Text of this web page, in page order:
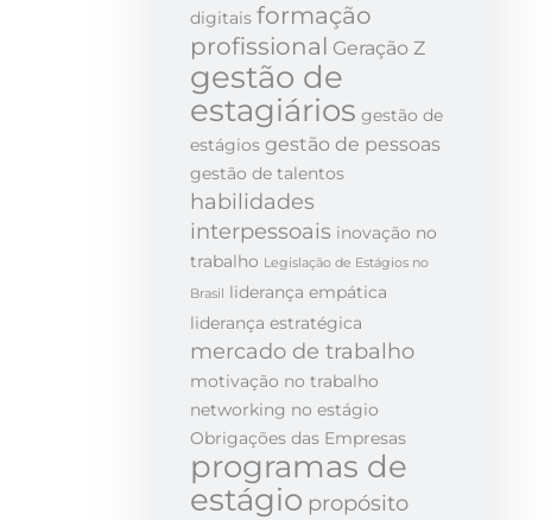
digitais formação
profissional Geração Z
gestão de
estagiários gestão de
estágios gestão de pessoas
gestão de talentos
habilidades
interpessoais inovação no
trabalho Legislação de Estágios no
Brasil liderança empática
liderança estratégica
mercado de trabalho
motivação no trabalho
networking no estágio
Obrigações das Empresas
programas de
estágio propósito